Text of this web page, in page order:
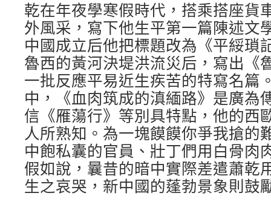
乾在年夜學寒假時代，搭乘搭座貨
外風采，寫下他生平第一篇陳述文
中國成立后他把標題改為《平綏瑣
魯西的黃河決堤洪流災后，寫出《
一批反應平易近生疾苦的特寫名篇
中，《血肉筑成的滇緬路》是廣為
信《雁蕩行》等別具特點，他的西
人所熟知。為一塊饃饃你爭我搶的
中飽私囊的官員、壯丁們用白骨
假如說，曩昔的暗中實際差遣蕭乾
生之哀哭，新中國的蓬勃景象則鼓